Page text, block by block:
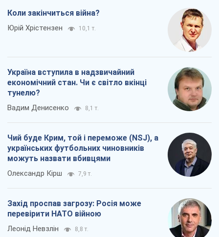
Коли закінчиться війна?
Юрій Хрістензен 10,1 т.
Україна вступила в надзвичайний
економічний стан. Чи є світло вкінці
тунелю?
Вадим Денисенко 8,1 т.
Чий буде Крим, той і переможе (NSJ), а
українських футбольних чиновників
можуть назвати вбивцями
Олександр Кірш 7,9 т.
Захід проспав загрозу: Росія може
перевірити НАТО війною
Леонід Невзлін 8,8 т.